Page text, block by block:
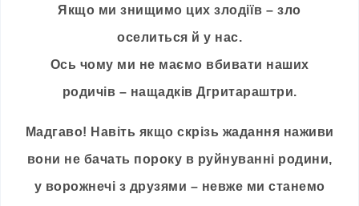
Якщо ми знищимо цих злодіїв – зло
оселиться й у нас.
Ось чому ми не маємо вбивати наших
родичів – нащадків Дгритараштри.
Мадгаво! Навіть якщо скрізь жадання наживи
вони не бачать пороку в руйнуванні родини,
у ворожнечі з друзями – невже ми станемо